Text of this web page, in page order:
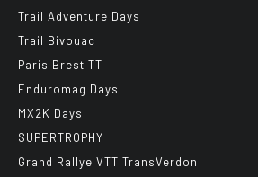
Trail Adventure Days
Trail Bivouac
Paris Brest TT
Enduromag Days
MX2K Days
SUPERTROPHY
Grand Rallye VTT TransVerdon